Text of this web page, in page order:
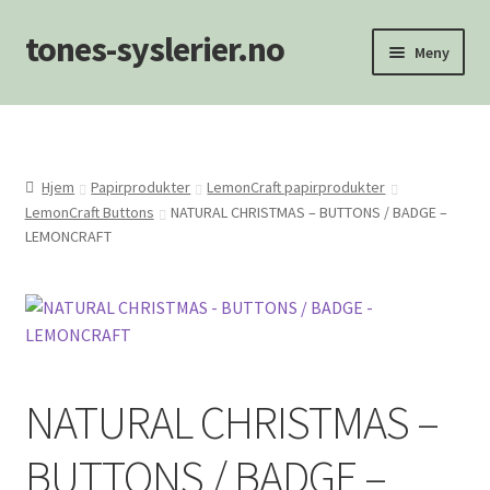
Hopp
til
Hopp
til
tones-syslerier.no Meny
Hjem
Min konto
Om oss/Kontakt
Hjem Papirprodukter
LemonCraft papirprodukter
LemonCraft Buttons
NATURAL CHRISTMAS – BUTTONS / BADGE –
LEMONCRAFT
NATURAL CHRISTMAS –
BUTTONS / BADGE –